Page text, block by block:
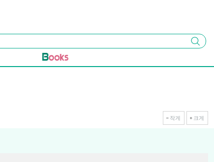
검색
작게 크게